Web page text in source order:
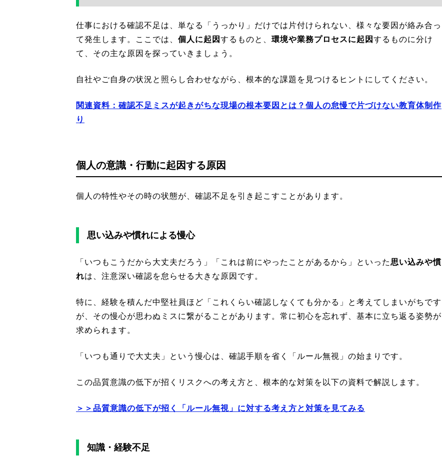
仕事における確認不足は、単なる「うっかり」だけでは片付けられない、様々な要因が絡み合っ
て発生します。ここでは、 個人に起因 するものと、 環境や業務プロセスに起因 するものに分け
て、その主な原因を探っていきましょう。
自社やご自身の状況と照らし合わせながら、根本的な課題を見つけるヒントにしてください。
関連資料：確認不足ミスが起きがちな現場の根本要因とは？個人の怠慢で片づけない教育体制作
り
個人の意識・行動に起因する原因
個人の特性やその時の状態が、確認不足を引き起こすことがあります。
思い込みや慣れによる慢心
「いつもこうだから大丈夫だろう」「これは前にやったことがあるから」といった思い込みや慣
れは、注意深い確認を怠らせる大きな原因です。
特に、経験を積んだ中堅社員ほど「これくらい確認しなくても分かる」と考えてしまいがちです
が、その慢心が思わぬミスに繋がることがあります。常に初心を忘れず、基本に立ち返る姿勢が
求められます。
「いつも通りで大丈夫」という慢心は、確認手順を省く「ルール無視」の始まりです。
この品質意識の低下が招くリスクへの考え方と、根本的な対策を以下の資料で解説します。
＞＞品質意識の低下が招く「ルール無視」に対する考え方と対策を見てみる
知識・経験不足